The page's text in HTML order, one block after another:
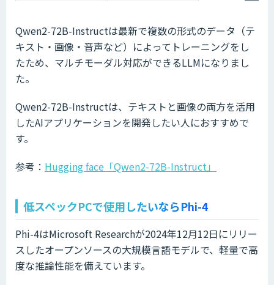
Qwen2-72B-Instructは最新で複数の形式のデータ（テ
キスト・画像・音声など）によってトレーニングをし
たため、マルチモーダル対応ができるLLMになりまし
た。
Qwen2-72B-Instructは、テキストと画像の両方を活用
したAIアプリケーションを開発したい人におすすめで
す。
参考： Hugging face「Qwen2-72B-Instruct」
低スペックPCで使用したいならPhi-4
Phi-4はMicrosoft Researchが2024年12月12日にリリー
スしたオープンソースの大規模言語モデルで、軽量で高
度な推論性能を備えています。